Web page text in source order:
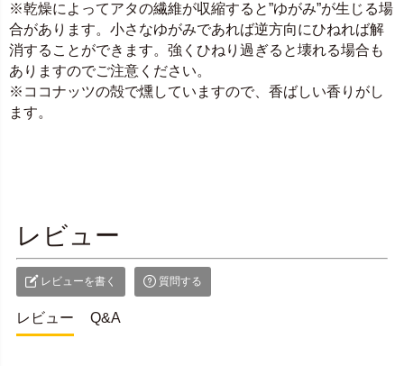
※乾燥によってアタの繊維が収縮すると”ゆがみ”が生じる場
合があります。小さなゆがみであれば逆方向にひねれば解
消することができます。強くひねり過ぎると壊れる場合も
ありますのでご注意ください。
※ココナッツの殻で燻していますので、香ばしい香りがし
ます。
レビュー
レビューを書く 質問する
レビュー Q&A